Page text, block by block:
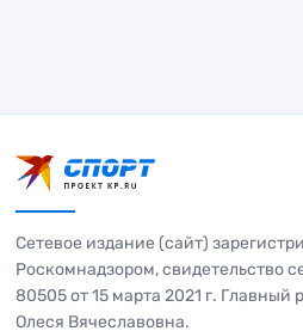
Сетевое издание (сайт)
Роскомнадзором, свидетельство
80505 от 15 марта 2021 г. Главный
Олеся Вячеславовна.